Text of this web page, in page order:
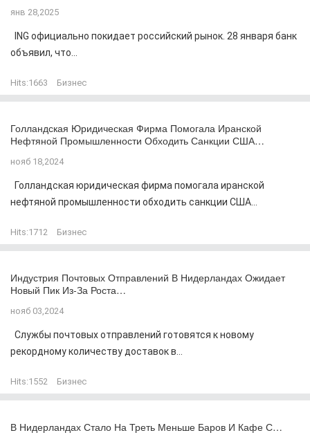
янв 28,2025
ING официально покидает российский рынок. 28 января банк
объявил, что...
Hits:1663 Бизнес
Голландская Юридическая Фирма Помогала Иранской
Нефтяной Промышленности Обходить Санкции США…
нояб 18,2024
Голландская юридическая фирма помогала иранской
нефтяной промышленности обходить санкции США...
Hits:1712 Бизнес
Индустрия Почтовых Отправлений В Нидерландах Ожидает
Новый Пик Из-За Роста…
нояб 03,2024
Службы почтовых отправлений готовятся к новому
рекордному количеству доставок в...
Hits:1552 Бизнес
В Нидерландах Стало На Треть Меньше Баров И Кафе С…